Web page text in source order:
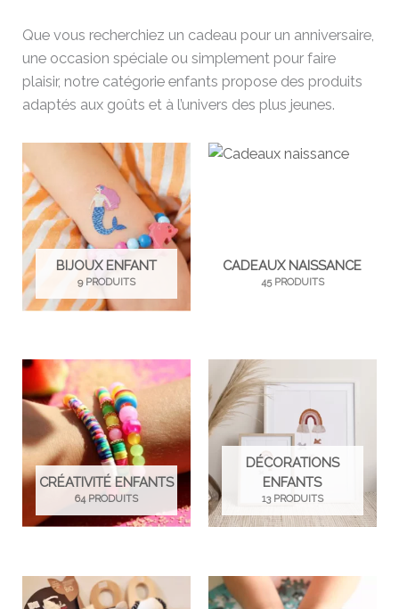
Que vous recherchiez un cadeau pour un anniversaire,
une occasion spéciale ou simplement pour faire
plaisir, notre catégorie enfants propose des produits
adaptés aux goûts et à l’univers des plus jeunes.
BIJOUX ENFANT
9 PRODUITS
CADEAUX NAISSANCE
45 PRODUITS
CRÉATIVITÉ ENFANTS
64 PRODUITS
DÉCORATIONS
ENFANTS
13 PRODUITS